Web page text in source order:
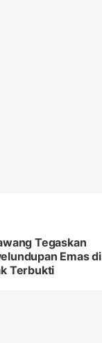
Tegaskan
Emas di
Terbukti